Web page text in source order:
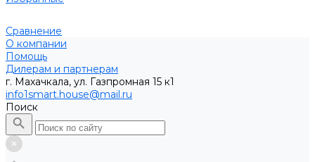
Сравнение
О компании
Помощь
Дилерам и партнерам
г. Махачкала, ул. Газпромная 15 к1
info1smart.house@mail.ru
Поиск